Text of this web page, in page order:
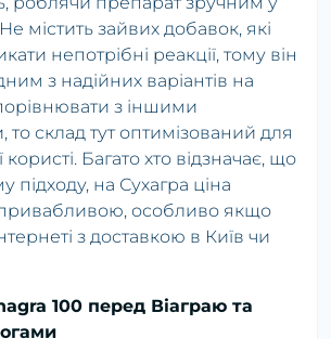
містить зайвих добавок, які
непотрібні реакції, тому він
з надійних варіантів на
з іншими
склад тут оптимізований для
Багато хто відзначає, що
підходу, на Сухагра ціна
особливо якщо
з доставкою в Київ чи
100 перед Віаграю та